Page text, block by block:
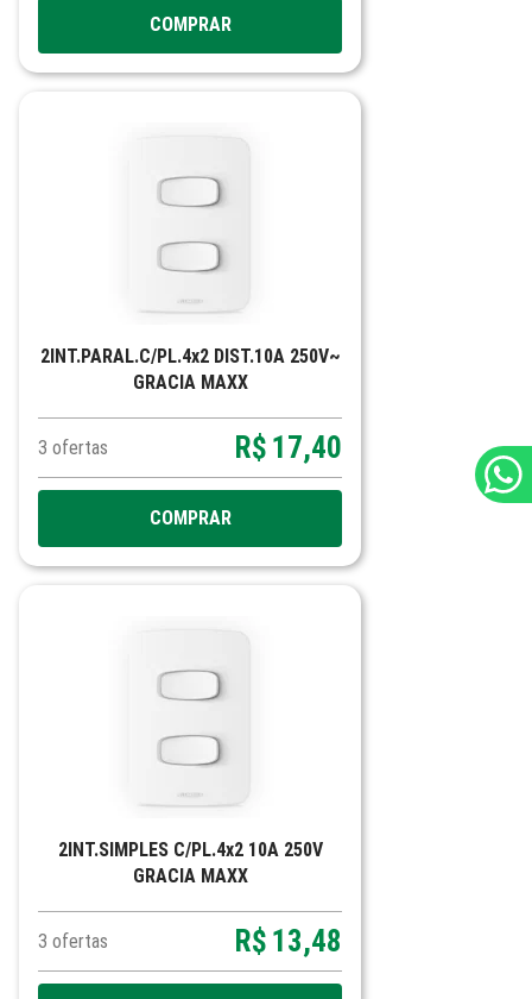
COMPRAR
2INT.PARAL.C/PL.4x2 DIST.10A 250V~
GRACIA MAXX
3 ofertas R$ 17,40
COMPRAR
2INT.SIMPLES C/PL.4x2 10A 250V
GRACIA MAXX
3 ofertas R$ 13,48